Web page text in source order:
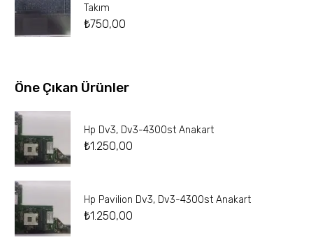
Takım
₺750,00
Öne Çıkan Ürünler
Hp Dv3, Dv3-4300st Anakart
₺1.250,00
Hp Pavilion Dv3, Dv3-4300st Anakart
₺1.250,00